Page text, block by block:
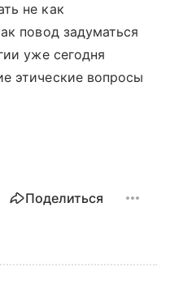
не как
повод задуматься
уже сегодня
этические вопросы
Поделиться